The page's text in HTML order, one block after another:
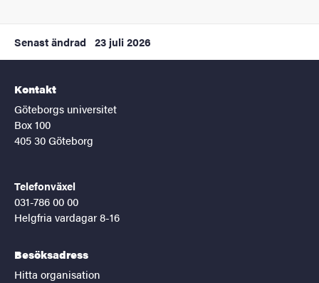
Senast ändrad 23 juli 2026
Kontakt
Göteborgs universitet
Box 100
405 30 Göteborg
Telefonväxel
031-786 00 00
Helgfria vardagar 8-16
Besöksadress
Hitta organisation